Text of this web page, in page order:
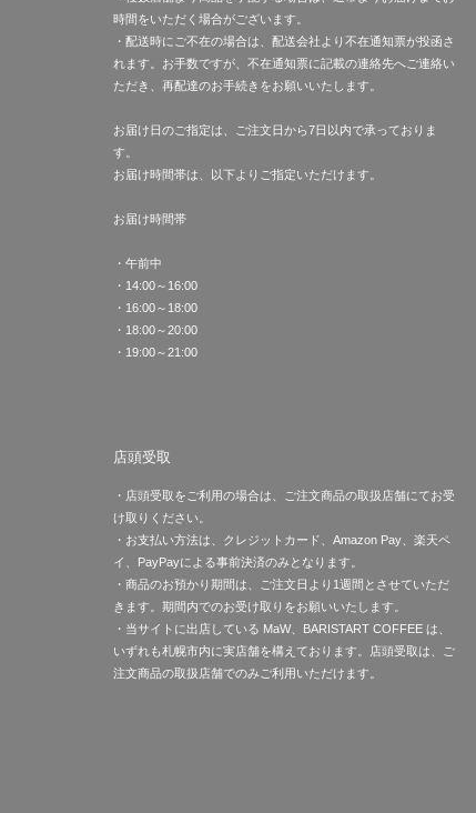
時間をいただく場合がございます。
・配送時にご不在の場合は、配送会社より不在通知票が投函さ
れます。お手数ですが、不在通知票に記載の連絡先へご連絡い
ただき、再配達のお手続きをお願いいたします。
お届け日のご指定は、ご注文日から7日以内で承っておりま
す。
お届け時間帯は、以下よりご指定いただけます。
お届け時間帯
・午前中
・14:00～16:00
・16:00～18:00
・18:00～20:00
・19:00～21:00
店頭受取
・店頭受取をご利用の場合は、ご注文商品の取扱店舗にてお受
け取りください。
・お支払い方法は、クレジットカード、Amazon Pay、楽天ペ
イ、PayPayによる事前決済のみとなります。
・商品のお預かり期間は、ご注文日より1週間とさせていただ
きます。期間内でのお受け取りをお願いいたします。
・当サイトに出店している MaW、BARISTART COFFEE は、
いずれも札幌市内に実店舗を構えております。店頭受取は、ご
注文商品の取扱店舗でのみご利用いただけます。